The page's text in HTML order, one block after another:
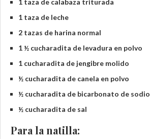
1 taza de calabaza triturada
1 taza de leche
2 tazas de harina normal
1 ½ cucharadita de levadura en polvo
1 cucharadita de jengibre molido
½ cucharadita de canela en polvo
½ cucharadita de bicarbonato de sodio
½ cucharadita de sal
Para la natilla: